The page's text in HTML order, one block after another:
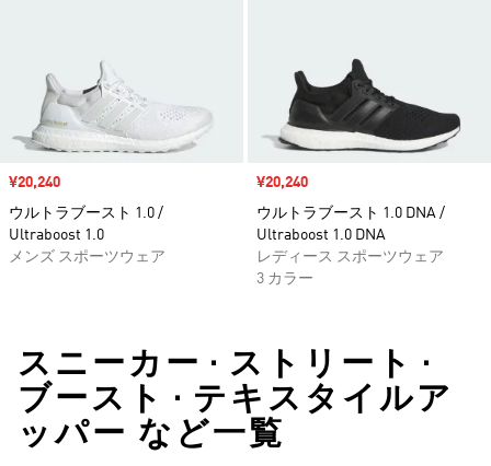
セール価格
¥20,240
ウルトラブースト 1.0 /
Ultraboost 1.0
メンズ スポーツウェア
セール価格
¥20,240
ウルトラブースト 1.0 DNA /
Ultraboost 1.0 DNA
レディース スポーツウェア
3 カラー
スニーカー • ストリート •
ブースト • テキスタイルア
ッパー など一覧